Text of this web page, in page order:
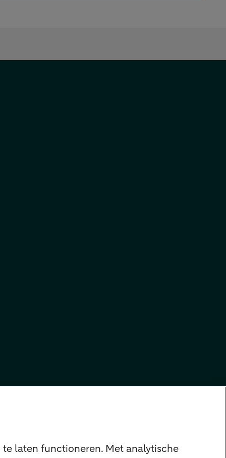
laten functioneren. Met analytische